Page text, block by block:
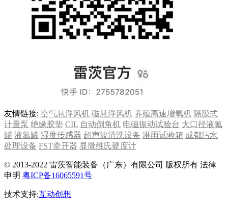
友情链接: 空气悬浮风机 磁悬浮风机 养殖高速增氧机 隔膜式
计量泵 绝缘胶垫 CIL 自动倒角机 电磁振动试验台 大口径液氮
罐 液氮罐 湿度传感器 超声波清洗设备 淋雨试验箱 成都污水
处理设备 FST牵开器 显微维氏硬度计
© 2013-2022 雷茨智能装备（广东）有限公司 版权所有 法律
申明 粤ICP备16065591号
技术支持:互动创想